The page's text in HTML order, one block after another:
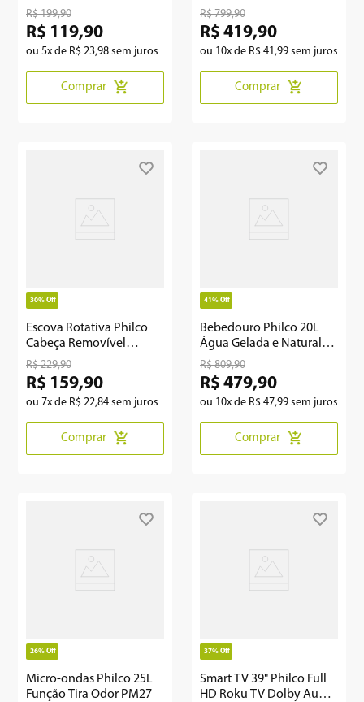
PPIE01A
R$ 199,90
R$ 119,90
ou 5x de R$ 23,98 sem juros
Comprar
1600W PSDE17A
R$ 799,90
R$ 419,90
ou 10x de R$ 41 ,99 sem juros
Comprar
30% Off
Escova Rotativa Philco
Cabeça Removível
1300W Bivolt PERE01
R$ 229,90
R$ 159,90
ou 7x de R$ 22,84 sem juros
Comprar
41% Off
Bebedouro Philco 20L
Água Gelada e Natural
com Compressor PBE18
R$ 809,90
R$ 479,90
ou 10x de R$ 47,99 sem juros
Comprar
26% Off
Micro-ondas Philco 25L
Função Tira Odor PM27
37% Off
Smart TV 39" Philco Full
HD Roku TV Dolby Audio